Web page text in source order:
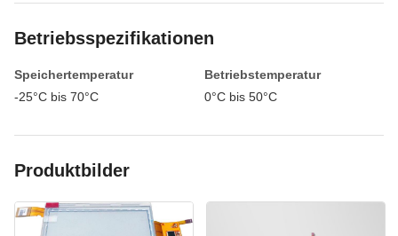
Betriebsspezifikationen
Speichertemperatur
-25°C bis 70°C
Betriebstemperatur
0°C bis 50°C
Produktbilder